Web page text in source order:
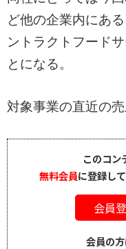
ど他の企業内にあ
ントラクトフード
とになる。
対象事業の直近の
このコン
無料会員に登録し
会員
会員の